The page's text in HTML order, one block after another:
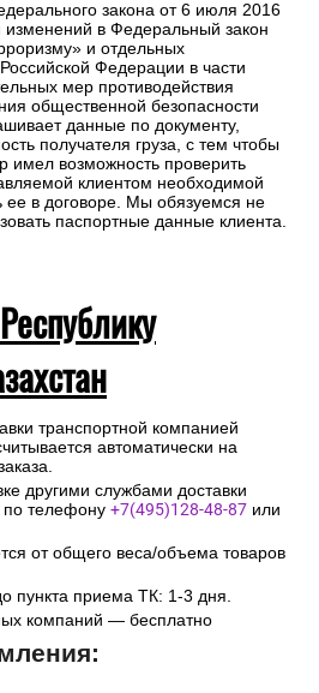
закона от 6 июля 2016
в Федеральный закон
и отдельных
Федерации в части
мер противодействия
общественной безопасности
данные по документу,
получателя груза, с тем чтобы
имел возможность проверить
клиентом необходимой
ее в договоре. Мы обязуемся не
паспортные данные клиента.
транспортной компанией
автоматически на
другими службами доставки
по телефону +7(495)128-48-87 или
от общего веса/объема товаров
пункта приема ТК: 1-3 дня.
компаний — бесплатно